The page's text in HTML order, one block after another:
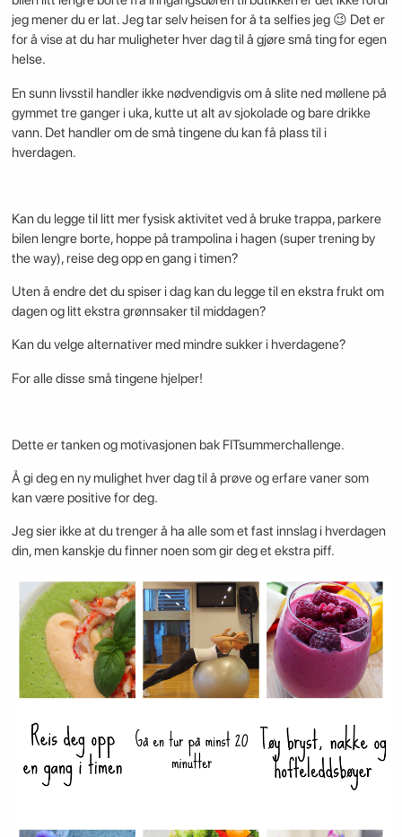
jeg mener du er lat. Jeg tar selv heisen for å ta selfies jeg 😉 Det er
for å vise at du har muligheter hver dag til å gjøre små ting for egen
helse.
En sunn livsstil handler ikke nødvendigvis om å slite ned møllene på
gymmet tre ganger i uka, kutte ut alt av sjokolade og bare drikke
vann. Det handler om de små tingene du kan få plass til i
hverdagen.
Kan du legge til litt mer fysisk aktivitet ved å bruke trappa, parkere
bilen lengre borte, hoppe på trampolina i hagen (super trening by
the way), reise deg opp en gang i timen?
Uten å endre det du spiser i dag kan du legge til en ekstra frukt om
dagen og litt ekstra grønnsaker til middagen?
Kan du velge alternativer med mindre sukker i hverdagene?
For alle disse små tingene hjelper!
Dette er tanken og motivasjonen bak FITsummerchallenge.
Å gi deg en ny mulighet hver dag til å prøve og erfare vaner som
kan være positive for deg.
Jeg sier ikke at du trenger å ha alle som et fast innslag i hverdagen
din, men kanskje du finner noen som gir deg et ekstra piff.